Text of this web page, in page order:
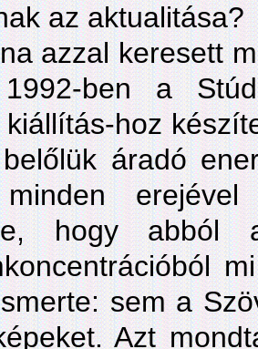
az aktualitása?
azzal keresett
ben a
hoz
áradó
hogy abból
sem a
Azt